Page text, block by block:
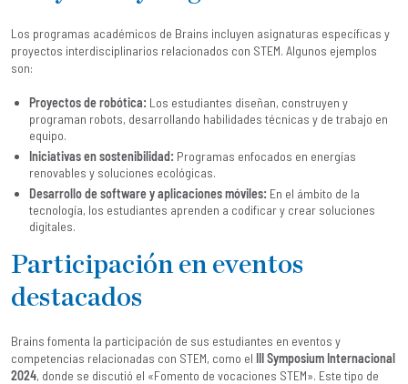
Los programas académicos de Brains incluyen asignaturas específicas y
proyectos interdisciplinarios relacionados con STEM. Algunos ejemplos
son:
Proyectos de robótica: Los estudiantes diseñan, construyen y
programan robots, desarrollando habilidades técnicas y de trabajo en
equipo.
Iniciativas en sostenibilidad: Programas enfocados en energías
renovables y soluciones ecológicas.
Desarrollo de software y aplicaciones móviles: En el ámbito de la
tecnología, los estudiantes aprenden a codificar y crear soluciones
digitales.
Participación en eventos
destacados
Brains fomenta la participación de sus estudiantes en eventos y
competencias relacionadas con STEM, como el III Symposium Internacional
2024, donde se discutió el «Fomento de vocaciones STEM». Este tipo de